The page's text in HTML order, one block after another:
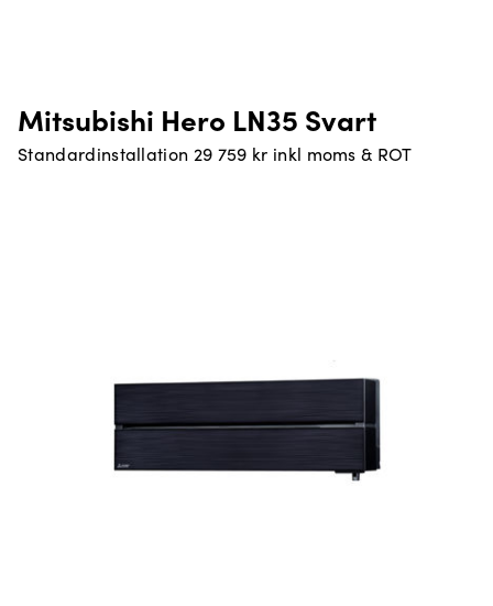
Mitsubishi Hero LN35 Svart
Standardinstallation 29 759 kr inkl moms & ROT